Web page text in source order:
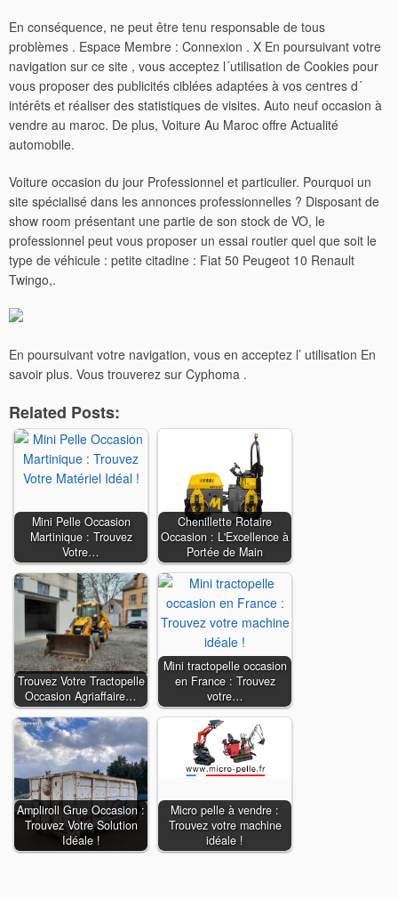
En conséquence, ne peut être tenu responsable de tous
problèmes . Espace Membre : Connexion . X En poursuivant votre
navigation sur ce site , vous acceptez l´utilisation de Cookies pour
vous proposer des publicités ciblées adaptées à vos centres d´
intérêts et réaliser des statistiques de visites. Auto neuf occasion à
vendre au maroc. De plus, Voiture Au Maroc offre Actualité
automobile.
Voiture occasion du jour Professionnel et particulier. Pourquoi un
site spécialisé dans les annonces professionnelles ? Disposant de
show room présentant une partie de son stock de VO, le
professionnel peut vous proposer un essai routier quel que soit le
type de véhicule : petite citadine : Fiat 50 Peugeot 10 Renault
Twingo,.
En poursuivant votre navigation, vous en acceptez l’ utilisation En
savoir plus. Vous trouverez sur Cyphoma .
Related Posts:
Mini Pelle Occasion
Martinique : Trouvez
Votre…
Chenillette Rotaire
Occasion : L'Excellence à
Portée de Main
Trouvez Votre Tractopelle
Occasion Agriaffaire…
Mini tractopelle occasion
en France : Trouvez
votre…
Ampliroll Grue Occasion :
Trouvez Votre Solution
Idéale !
Micro pelle à vendre :
Trouvez votre machine
idéale !